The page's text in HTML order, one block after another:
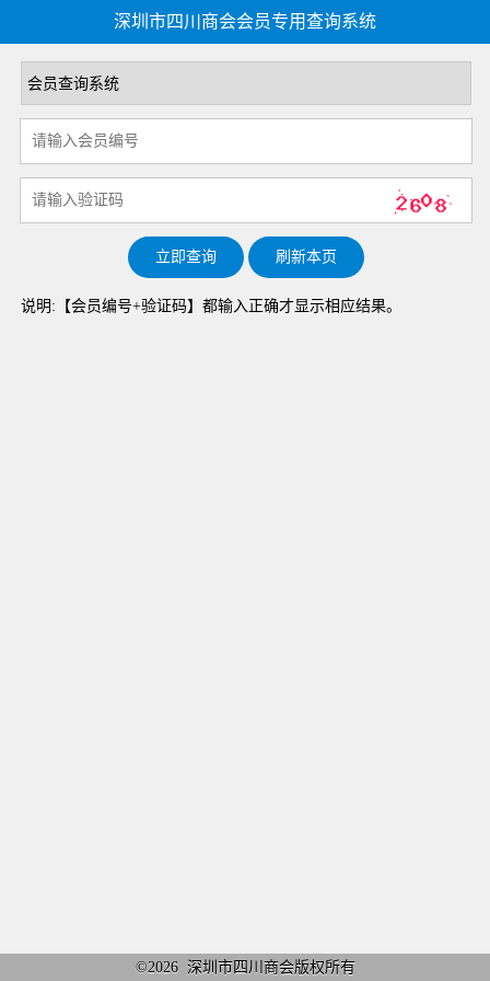
深圳市四川商会会员专用查询系统
说明:【会员编号+验证码】都输入正确才显示相应结果。
©2026 深圳市四川商会版权所有